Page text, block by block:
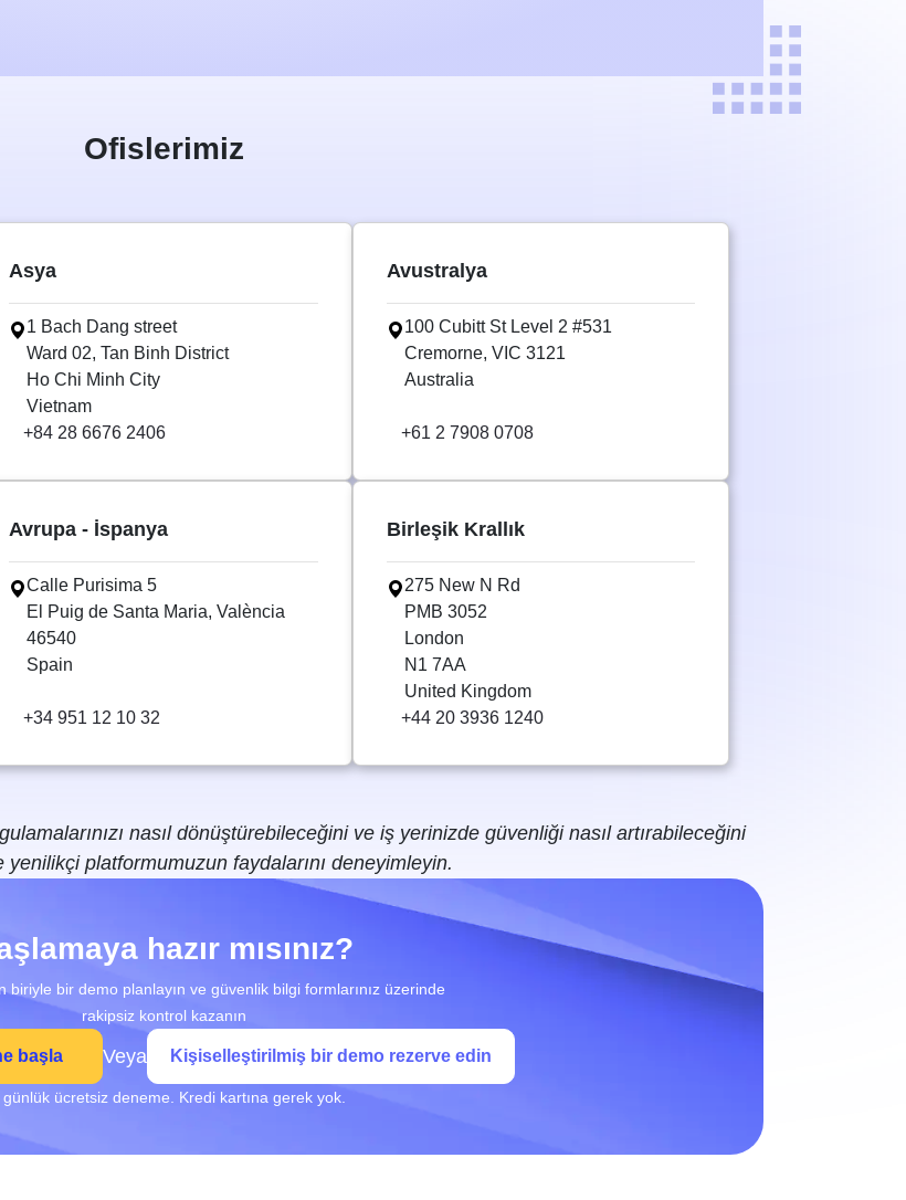
Ofislerimiz
Asya
1 Bach Dang street
Ward 02, Tan Binh District
Ho Chi Minh City
Vietnam
+84 28 6676 2406
Avustralya
100 Cubitt St Level 2 #531
Cremorne, VIC 3121
Australia
+61 2 7908 0708
Avrupa - İspanya
Calle Purisima 5
El Puig de Santa Maria, València
46540
Spain
+34 951 12 10 32
Birleşik Krallık
275 New N Rd
PMB 3052
London
N1 7AA
United Kingdom
+44 20 3936 1240
nasıl dönüştürebileceğini ve iş yerinizde güvenliği nasıl artırabileceğini
platformumuzun faydalarını deneyimleyin.
hazır mısınız?
biriyle bir demo planlayın ve güvenlik bilgi formlarınız üzerinde
rakipsiz kontrol kazanın
başla Veya Kişiselleştirilmiş bir demo rezerve edin
ücretsiz deneme. Kredi kartına gerek yok.